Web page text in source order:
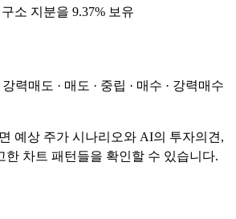
소 지분을 9.37% 보유
강력매도 · 매도 · 중립 · 매수 · 강력매수
예상 주가 시나리오와 AI의 투자의견,
한 차트 패턴들을 확인할 수 있습니다.